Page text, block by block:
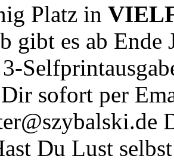
Platz in
gibt es ab Ende
sofort per
Du Lust